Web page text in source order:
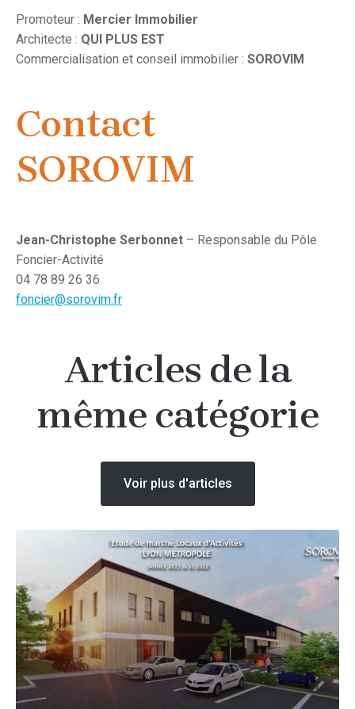
Promoteur : Mercier Immobilier
Architecte : QUI PLUS EST
Commercialisation et conseil immobilier : SOROVIM
Contact
SOROVIM
Jean-Christophe Serbonnet – Responsable du Pôle
Foncier-Activité
04 78 89 26 36
foncier@sorovim.fr
Articles de la
même catégorie
Voir plus d'articles